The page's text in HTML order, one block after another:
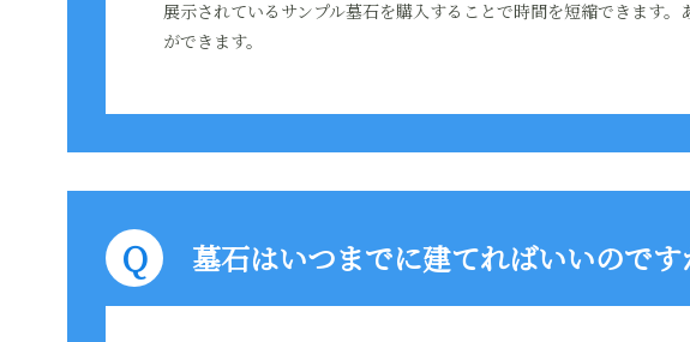
展示されているサンプル墓石を購入することで時間を短縮できます
ができます。
墓石はいつまでに建てればいいのです